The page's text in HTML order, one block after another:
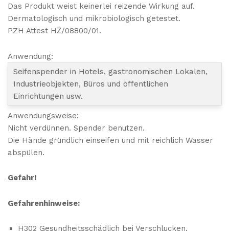
Das Produkt weist keinerlei reizende Wirkung auf.
Dermatologisch und mikrobiologisch getestet.
PZH Attest HŻ/08800/01.
Anwendung:
Seifenspender in Hotels, gastronomischen Lokalen,
Industrieobjekten, Büros und öffentlichen
Einrichtungen usw.
Anwendungsweise:
Nicht verdünnen. Spender benutzen.
Die Hände gründlich einseifen und mit reichlich Wasser
abspülen.
Gefahr!
Gefahrenhinweise:
H302 Gesundheitsschädlich bei Verschlucken.